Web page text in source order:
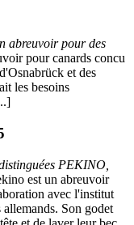
abreuvoir pour des
pour canards concu
et des
les besoins
PEKINO,
est un abreuvoir
avec l'institut
Son godet